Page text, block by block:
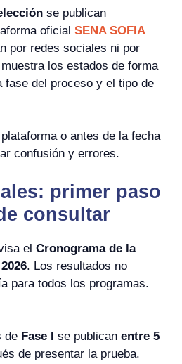
se publican
oficial SENA SOFIA
por redes sociales ni por
los estados de forma
fase del proceso y el tipo de
o antes de la fecha
confusión y errores.
primer paso
consultar
el Cronograma de la
. Los resultados no
para todos los programas.
de Fase I se publican entre 5
de presentar la prueba.